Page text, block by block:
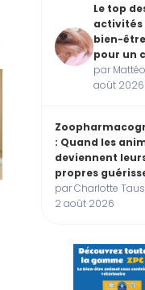
Le top
activités
bien-être
pour un
par
août 2026
: Quand les
deviennent
propres
par Charlotte
2 août 2026